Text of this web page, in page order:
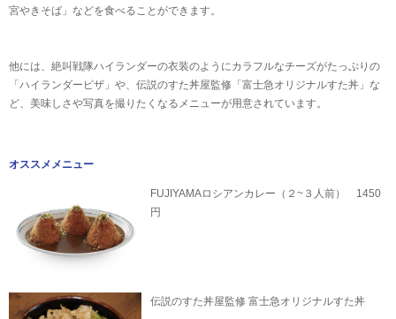
宮やきそば」などを食べることができます。
他には、絶叫戦隊ハイランダーの衣装のようにカラフルなチーズがたっぷりの
「ハイランダーピザ」や、伝説のすた丼屋監修「富士急オリジナルすた丼」な
ど、美味しさや写真を撮りたくなるメニューが用意されています。
オススメメニュー
FUJIYAMAロシアンカレー（２~３人前） 1450
円
伝説のすた丼屋監修 富士急オリジナルすた丼